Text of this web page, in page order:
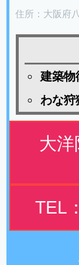
住所：大阪府
建築物
わな狩
大
TEL